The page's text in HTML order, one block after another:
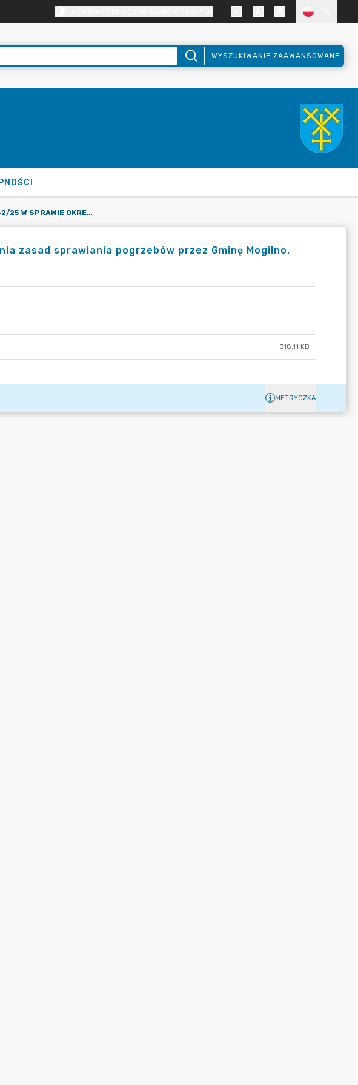
WYSZUKIWANIE ZAAWANSOWANE
UCHWAŁA NR X/142/25 W SPRAWIE OKREŚLENIA ZASAD SPRAWIANIA POGRZEBÓW PRZEZ GMINĘ MOGILNO.
zasad sprawiania pogrzebów przez Gminę Mogilno.
318.11 KB
METRYCZKA